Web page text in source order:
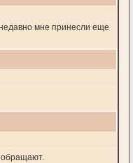
мне принесли еще
обращают.